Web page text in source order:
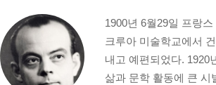
1900년 6월29일 프랑
크루아 미술학교에서
내고 예편되었다. 1920
삶과 문학 활동에 큰 시